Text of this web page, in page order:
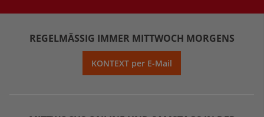
REGELMÄSSIG IMMER MITTWOCH MORGENS
KONTEXT per E-Mail